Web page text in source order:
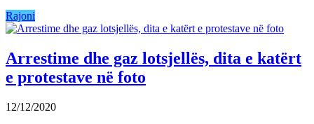
Rajoni
Arrestime dhe gaz lotsjellës, dita e katërt
e protestave në foto
12/12/2020